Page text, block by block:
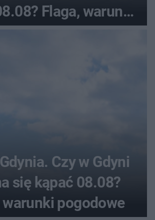
Flaga, warunki
pogodowe
Czy w Gdyni
się kąpać 08.08?
warunki pogodowe